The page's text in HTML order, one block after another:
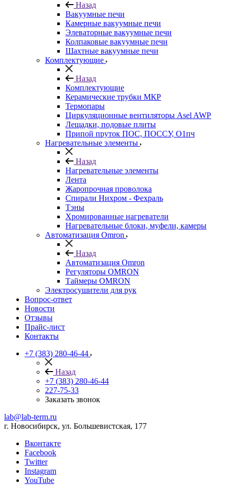
Назад
Вакуумные печи
Камерные вакуумные печи
Элеваторные вакуумные печи
Колпаковые вакуумные печи
Шахтные вакуумные печи
Комплектующие
Назад
Комплектующие
Керамические трубки МКР
Термопары
Циркуляционные вентиляторы Asel AWP
Лещадки, подовые плиты
Припой пруток ПОС, ПОССУ, О1пч
Нагревательные элементы
Назад
Нагревательные элементы
Лента
Жаропрочная проволока
Спирали Нихром - Фехраль
Тэны
Хромированные нагреватели
Нагревательные блоки, муфели, камеры
Автоматизация Omron
Назад
Автоматизация Omron
Регуляторы OMRON
Таймеры OMRON
Электросушители для рук
Вопрос-ответ
Новости
Отзывы
Прайс-лист
Контакты
+7 (383) 280-46-44
Назад
+7 (383) 280-46-44
227-75-33
Заказать звонок
lab@lab-term.ru
г. Новосибирск, ул. Большевистская, 177
Вконтакте
Facebook
Twitter
Instagram
YouTube